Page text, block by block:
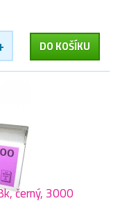
DO KOŠÍKU
černý, 3000